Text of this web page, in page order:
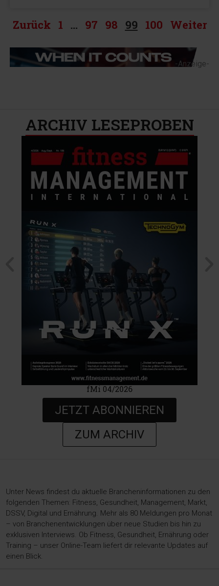
Zurück 1 … 97 98 99 100 Weiter
-Anzeige-
ARCHIV LESEPROBEN​
fMi 04/2026
JETZT ABONNIEREN
ZUM ARCHIV
Unter News findest du aktuelle Brancheninformationen zu den
folgenden Themen: Fitness, Gesundheit, Management, Markt,
DSSV, Digital und Ernährung. Mehr als 80 Meldungen pro Monat
– von Branchenentwicklungen über neue Studien bis hin zu
exklusiven Interviews. Ob Fitness, Gesundheit, Ernährung oder
Training – unser Online-Team liefert dir relevante Updates auf
einen Blick.